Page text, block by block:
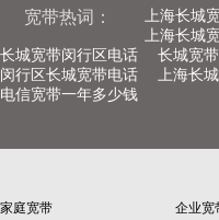
宽带热词： 上海长城
上海长城
长城宽带闵行区电话
长城宽
闵行区长城宽带电话
上海长
电信宽带一年多少钱
家庭宽带 企业宽